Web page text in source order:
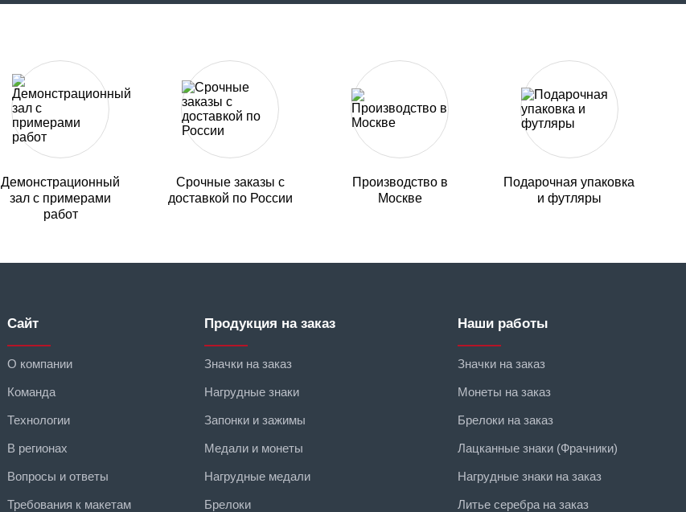
Демонстрационный
зал с примерами
работ
Срочные заказы с
доставкой по России
Производство в
Москве
Подарочная упаковка
и футляры
Сайт
О компании
Команда
Технологии
В регионах
Вопросы и ответы
Требования к макетам
Продукция на заказ
Значки на заказ
Нагрудные знаки
Запонки и зажимы
Медали и монеты
Нагрудные медали
Брелоки
Наши работы
Значки на заказ
Монеты на заказ
Брелоки на заказ
Лацканные знаки (Фрачники)
Нагрудные знаки на заказ
Литье серебра на заказ